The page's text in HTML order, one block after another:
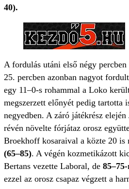
40).
A fordulás utáni első négy
25. percben azonban nagyot
egy 11–0-s rohammal a Loko
megszerzett előnyét pedig tartotta
negyedben. A záró játékrész
révén növelte fórjátaz orosz
Broekhoff kosaraival a közte 20 is
(65–85). A végén kozmetikázott
Bertans vezette Laboral, de
ezzel az orosz csapaz végzett a